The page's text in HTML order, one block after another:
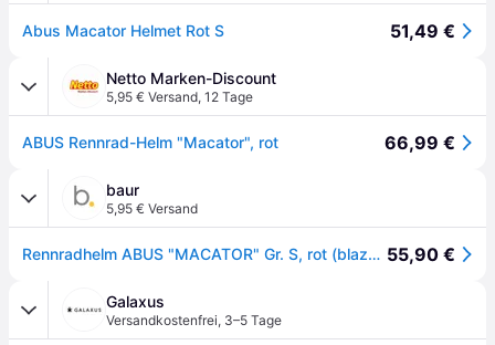
Abus Macator Helmet Rot S 51,49 €
Netto Marken-Discount
5,95 € Versand, 12 Tage
ABUS Rennrad-Helm "Macator", rot 66,99 €
baur
5,95 € Versand
Rennradhelm ABUS "MACATOR" Gr. S, rot (blaze rot), Helme, S Kopfumfang: 51cm - 55cm 55,90 €
Galaxus
Versandkostenfrei, 3–5 Tage